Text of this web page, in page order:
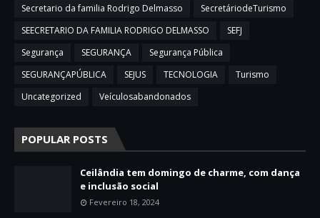
Secretario da familia Rodrigo Delmasso
SecretáriodeTurismo
SEECRETARIO DA FAMILIA RODRIGO DELMASSO
SEFJ
Segurança
SEGURANÇA
Segurança Pública
SEGURANÇAPÚBLICA
SEJUS TECNOLOGIA
Turismo
Uncategorized
Veículosabandonados
POPULAR POSTS
Ceilândia tem domingo de charme, com dança
e inclusão social
Fevereiro 18, 2024